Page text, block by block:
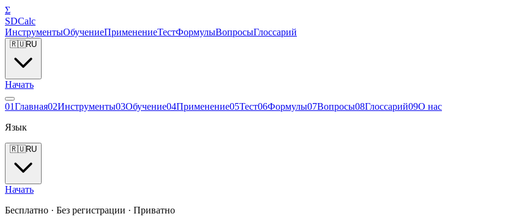
Σ
SDCalc
ИнструментыОбучениеПрименениеТестФормулыВопросыГлоссарий
🇷🇺RU
Начать
01Главная02Инструменты03Обучение04Применение05Тест06Формулы07Вопросы08Глоссарий09О нас
Язык
🇷🇺RU
Начать
Бесплатно · Без регистрации · Приватно